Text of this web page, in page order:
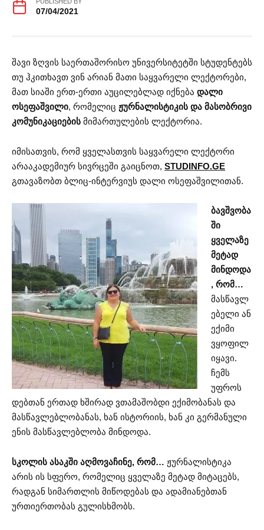
07/04/2021
შავი ზღვის საერთაშორისო უნივერსიტეტში სტუდენტებს
თუ ჰკითხავთ ვინ არიან მათი საყვარელი ლექტორები,
მათ სიაში ერთ-ერთი აუცილებლად იქნება დალი
ოსეფაშვილი, რომელიც ჟურნალისტიკის და მასობრივი
კომუნიკაციების მიმართულების ლექტორია.
იმისათვის, რომ ყველასთვის საყვარელი ლექტორი
არააკადემიურ სივრცეში გაიცნოთ, STUDINFO.GE
გთავაზობთ ბლიც-ინტერვიუს დალი ოსეფაშვილითან.
ბავშვობა
ში
ყველაზე
მეტად
მინდოდა
, რომ…
მასწავლ
ებელი ან
ექიმი
ვყოფილ
იყავი.
ჩემს
უფროს
დებთან ერთად ხშირად ვთამაშობდი ექიმობანას და
მასწავლებლობანას, ხან ისტორიის, ხან კი გერმანული
ენის მასწავლებლობა მინდოდა.
სკოლის ასაკში აღმოვაჩინე, რომ… ჟურნალისტიკა
არის ის სფერო, რომელიც ყველაზე მეტად მიტაცებს,
რადგან სიმართლის მიწოდებას და ადამიანებთან
ურთიერთობას გულისხმობს.